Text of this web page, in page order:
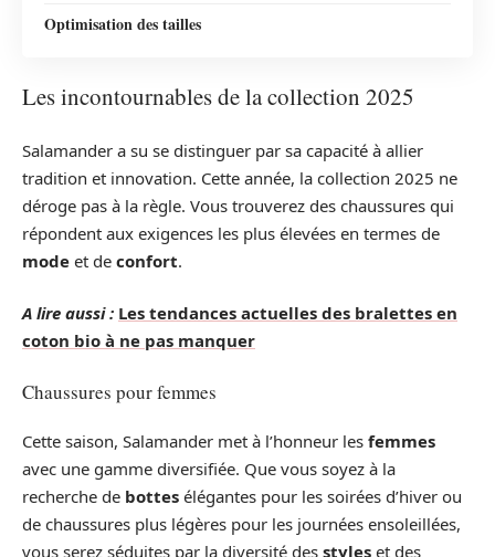
Optimisation des tailles
Les incontournables de la collection 2025
Salamander a su se distinguer par sa capacité à allier
tradition et innovation. Cette année, la collection 2025 ne
déroge pas à la règle. Vous trouverez des chaussures qui
répondent aux exigences les plus élevées en termes de
mode et de confort.
A lire aussi : Les tendances actuelles des bralettes en
coton bio à ne pas manquer
Chaussures pour femmes
Cette saison, Salamander met à l’honneur les femmes
avec une gamme diversifiée. Que vous soyez à la
recherche de bottes élégantes pour les soirées d’hiver ou
de chaussures plus légères pour les journées ensoleillées,
vous serez séduites par la diversité des styles et des